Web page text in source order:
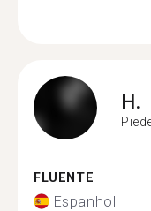
H.
FLUENTE
Espanhol